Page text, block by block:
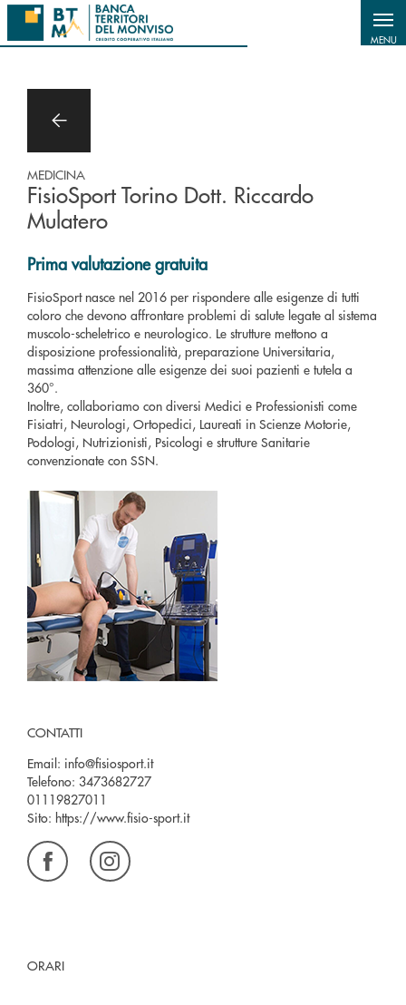
Salta al contenuto principale
MENU
MEDICINA
FisioSport Torino Dott. Riccardo
Mulatero
Prima valutazione gratuita
FisioSport nasce nel 2016 per rispondere alle esigenze di tutti
coloro che devono affrontare problemi di salute legate al sistema
muscolo-scheletrico e neurologico. Le strutture mettono a
disposizione professionalità, preparazione Universitaria,
massima attenzione alle esigenze dei suoi pazienti e tutela a
360°.
Inoltre, collaboriamo con diversi Medici e Professionisti come
Fisiatri, Neurologi, Ortopedici, Laureati in Scienze Motorie,
Podologi, Nutrizionisti, Psicologi e strutture Sanitarie
convenzionate con SSN.
CONTATTI
Email: info@fisiosport.it
Telefono: 3473682727
01119827011
Sito: https://www.fisio-sport.it
ORARI